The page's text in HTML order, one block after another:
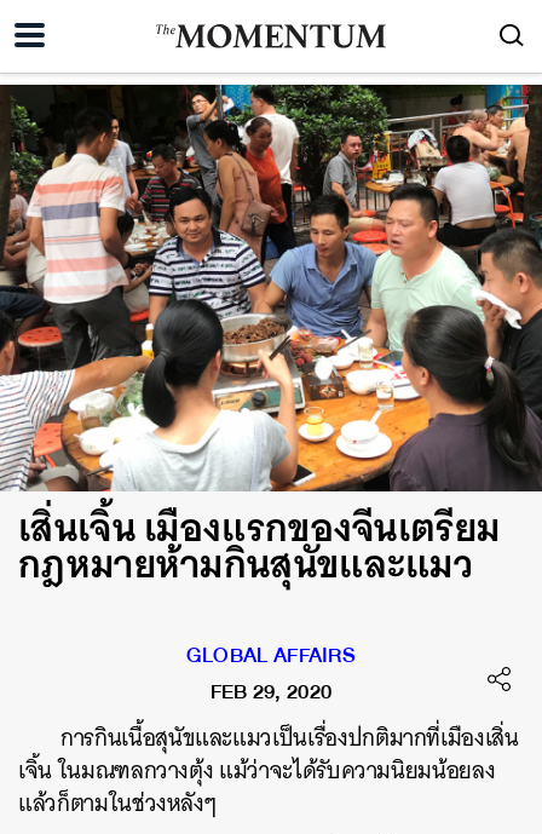
เสิ่นเจิ้น เมืองแรกของจีนเตรียม
กฎหมายห้ามกินสุนัขและแมว
GLOBAL AFFAIRS
FEB 29, 2020
การกินเนื้อสุนัขและแมวเป็นเรื่องปกติมากที่เมืองเสิ่น
เจิ้น ในมณฑลกวางตุ้ง แม้ว่าจะได้รับความนิยมน้อยลง
แล้วก็ตามในช่วงหลังๆ